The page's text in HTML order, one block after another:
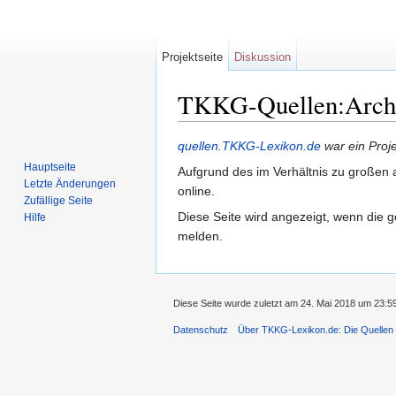
TKKG-
quellen.TKKG-Lexikon.de war ein
Aufgrund des im Verhältnis zu großen
online.
Diese Seite wird angezeigt, wenn die
melden.
Projektseite Diskussion
Hauptseite
Letzte Änderungen
Zufällige Seite
Hilfe
Diese Seite wurde zuletzt am 24. Mai 2018 um
Datenschutz Über TKKG-Lexikon.de: Die